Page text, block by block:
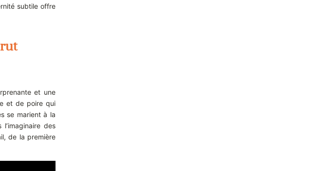
subtile offre
et une
et de poire qui
se marient à la
des
de la première